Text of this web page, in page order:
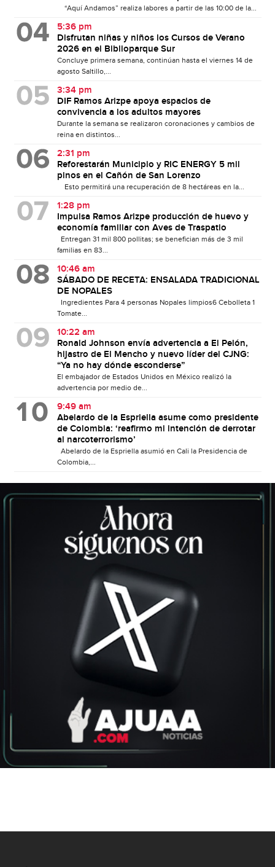
“Aquí Andamos” realiza labores a partir de las 10:00 de la...
5:36 pm
Disfrutan niñas y niños los Cursos de Verano
2026 en el Biblioparque Sur
Concluye primera semana, continúan hasta el viernes 14 de
agosto Saltillo,...
3:34 pm
DIF Ramos Arizpe apoya espacios de
convivencia a los adultos mayores
Durante la semana se realizaron coronaciones y cambios de
reina en distintos...
2:31 pm
Reforestarán Municipio y RIC ENERGY 5 mil
pinos en el Cañón de San Lorenzo
Esto permitirá una recuperación de 8 hectáreas en la...
1:28 pm
Impulsa Ramos Arizpe producción de huevo y
economía familiar con Aves de Traspatio
Entregan 31 mil 800 pollitas; se benefician más de 3 mil
familias en 83...
10:46 am
SÁBADO DE RECETA: ENSALADA TRADICIONAL
DE NOPALES
Ingredientes Para 4 personas Nopales limpios6 Cebolleta 1
Tomate...
10:22 am
Ronald Johnson envía advertencia a El Pelón,
hijastro de El Mencho y nuevo líder del CJNG:
“Ya no hay dónde esconderse”
El embajador de Estados Unidos en México realizó la
advertencia por medio de...
9:49 am
Abelardo de la Espriella asume como presidente
de Colombia: ‘reafirmo mi intención de derrotar
al narcoterrorismo’
Abelardo de la Espriella asumió en Cali la Presidencia de
Colombia,...